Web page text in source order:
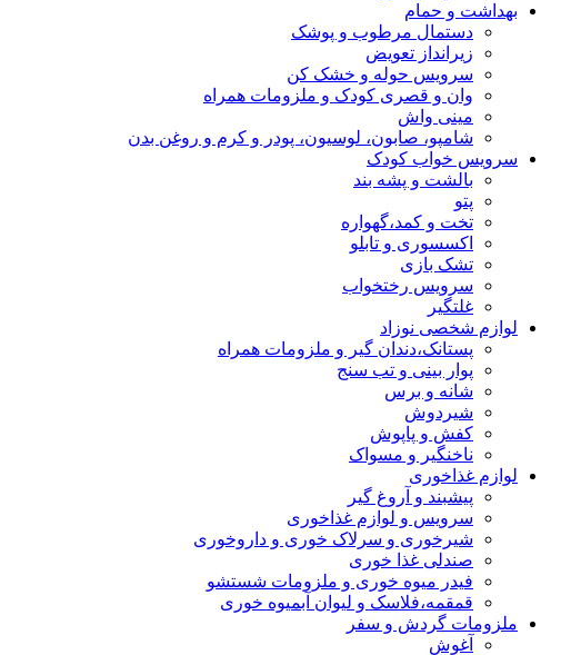
بهداشت و حمام
دستمال مرطوب و پوشک
زیرانداز تعویض
سرویس حوله و خشک کن
وان و قصری کودک و ملزومات همراه
مینی واش
شامپو، صابون، لوسیون، پودر و کرم و روغن بدن
سرویس خواب کودک
بالشت و پشه بند
پتو
تخت و کمد،گهواره
اکسسوری و تابلو
تشک بازی
سرویس رختخواب
غلتگیر
لوازم شخصی نوزاد
پستانک،دندان گیر و ملزومات همراه
پوار بینی و تب سنج
شانه و برس
شیردوش
کفش و پاپوش
ناخنگیر و مسواک
لوازم غذاخوری
پیشبند و آروغ گیر
سرویس و لوازم غذاخوری
شیرخوری و سرلاک خوری و داروخوری
صندلی غذا خوری
فیدر میوه خوری و ملزومات شستشو
قمقمه،فلاسک و لیوان آبمیوه خوری
ملزومات گردش و سفر
آغوش